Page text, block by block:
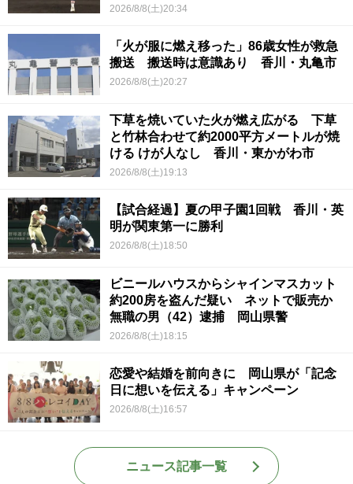
2026/8/8(土)20:34
「火が服に燃え移った」86歳女性が救急
搬送 搬送時は意識あり 香川・丸亀市
2026/8/8(土)20:27
下草を焼いていた火が燃え広がる 下草
と竹林合わせて約2000平方メートルが焼
ける けが人なし 香川・東かがわ市
2026/8/8(土)19:13
【試合経過】夏の甲子園1回戦 香川・英
明が関東第一に勝利
2026/8/8(土)18:50
ビニールハウスからシャインマスカット
約200房を盗んだ疑い ネットで販売か
無職の男（42）逮捕 岡山県警
2026/8/8(土)18:15
恋愛や結婚を前向きに 岡山県が「記念
日に想いを伝える」キャンペーン
2026/8/8(土)16:57
ニュース記事一覧